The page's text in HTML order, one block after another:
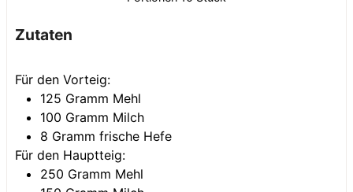
Zutaten
Für den Vorteig:
125 Gramm Mehl
100 Gramm Milch
8 Gramm frische Hefe
Für den Hauptteig:
250 Gramm Mehl